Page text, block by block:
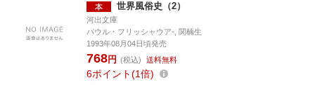
世界風俗史（2）
河出文庫
パウル・フリッシャウア-, 関楠生
1993年08月04日頃発売
768円 (税込) 送料無料
6ポイント 1倍